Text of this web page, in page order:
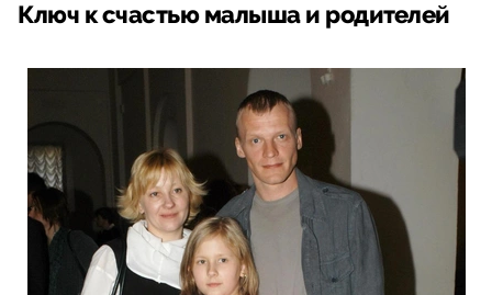
Ключ к счастью малыша и родителей